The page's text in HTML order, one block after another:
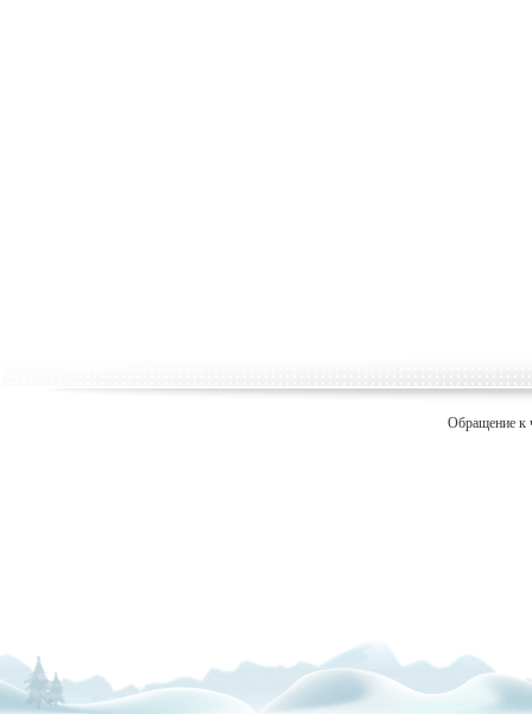
Обращение к